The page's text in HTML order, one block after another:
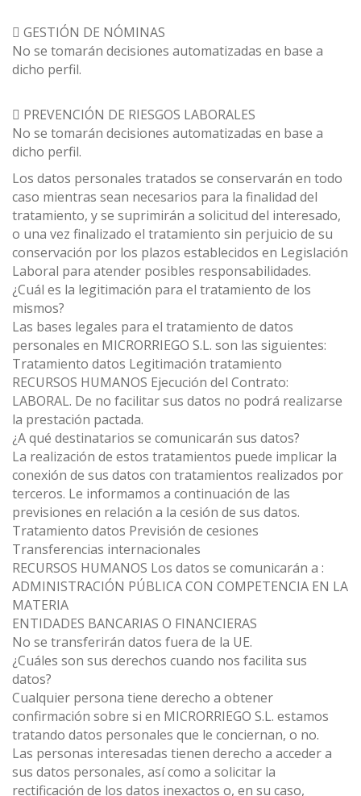
 GESTIÓN DE NÓMINAS
No se tomarán decisiones automatizadas en base a
dicho perfil.
 PREVENCIÓN DE RIESGOS LABORALES
No se tomarán decisiones automatizadas en base a
dicho perfil.
Los datos personales tratados se conservarán en todo
caso mientras sean necesarios para la finalidad del
tratamiento, y se suprimirán a solicitud del interesado,
o una vez finalizado el tratamiento sin perjuicio de su
conservación por los plazos establecidos en Legislación
Laboral para atender posibles responsabilidades.
¿Cuál es la legitimación para el tratamiento de los
mismos?
Las bases legales para el tratamiento de datos
personales en MICRORRIEGO S.L. son las siguientes:
Tratamiento datos Legitimación tratamiento
RECURSOS HUMANOS Ejecución del Contrato:
LABORAL. De no facilitar sus datos no podrá realizarse
la prestación pactada.
¿A qué destinatarios se comunicarán sus datos?
La realización de estos tratamientos puede implicar la
conexión de sus datos con tratamientos realizados por
terceros. Le informamos a continuación de las
previsiones en relación a la cesión de sus datos.
Tratamiento datos Previsión de cesiones
Transferencias internacionales
RECURSOS HUMANOS Los datos se comunicarán a :
ADMINISTRACIÓN PÚBLICA CON COMPETENCIA EN LA
MATERIA
ENTIDADES BANCARIAS O FINANCIERAS
No se transferirán datos fuera de la UE.
¿Cuáles son sus derechos cuando nos facilita sus
datos?
Cualquier persona tiene derecho a obtener
confirmación sobre si en MICRORRIEGO S.L. estamos
tratando datos personales que le conciernan, o no.
Las personas interesadas tienen derecho a acceder a
sus datos personales, así como a solicitar la
rectificación de los datos inexactos o, en su caso,